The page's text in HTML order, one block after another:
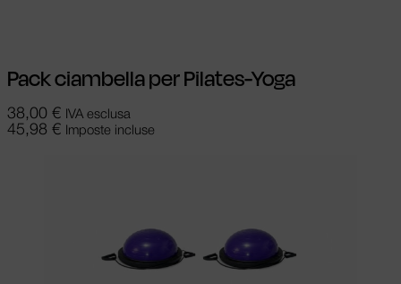
Pack ciambella per Pilates-Yoga
38,00 € IVA esclusa
45,98 € Imposte incluse